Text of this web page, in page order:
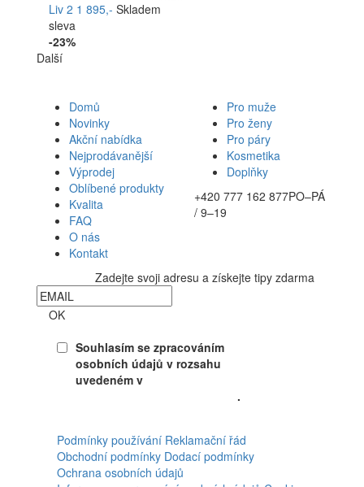
Liv 2 1 895,- Skladem
sleva
-23%
Další
Domů
Novinky
Akční nabídka
Nejprodávanější
Výprodej
Oblíbené produkty
Kvalita
FAQ
O nás
Kontakt
Pro muže
Pro ženy
Pro páry
Kosmetika
Doplňky
+420 777 162 877PO–PÁ
/ 9–19
Zadejte svoji adresu a získejte tipy zdarma
OK
Souhlasím se zpracováním
osobních údajů v rozsahu
uvedeném v
.
Podmínky používání Reklamační řád
Obchodní podmínky Dodací podmínky
Ochrana osobních údajů